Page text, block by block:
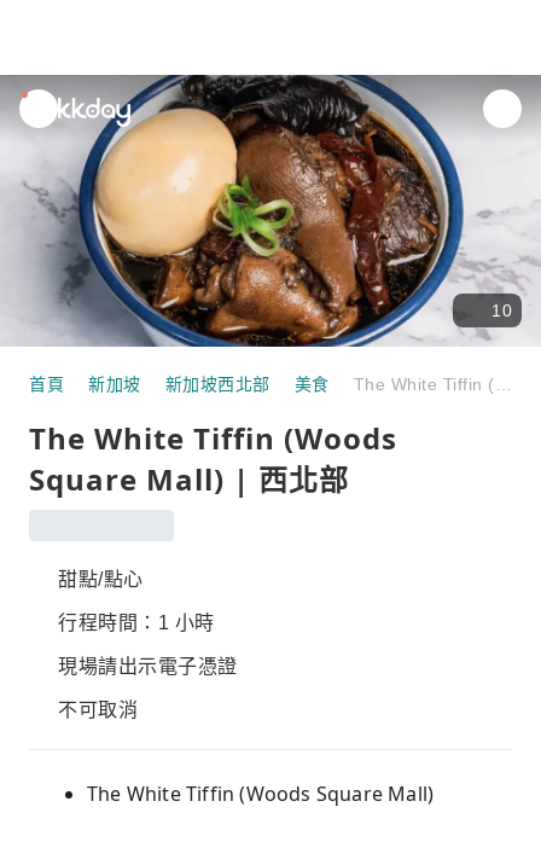
unread
notifications
10
首頁 新加坡 新加坡西北部 美食
The White Tiffin (Woods
Square Mall) | 西北部
甜點/點心
行程時間：1 小時
現場請出示電子憑證
不可取消
The White Tiffin (Woods Square Mall)